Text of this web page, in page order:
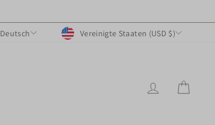
SPRACHE
Deutsch WÄHRUNG
Vereinigte Staaten (USD $)